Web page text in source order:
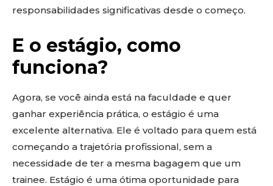
responsabilidades significativas desde o começo.
E o estágio, como
funciona?
Agora, se você ainda está na faculdade e quer
ganhar experiência prática, o estágio é uma
excelente alternativa. Ele é voltado para quem está
começando a trajetória profissional, sem a
necessidade de ter a mesma bagagem que um
trainee. Estágio é uma ótima oportunidade para